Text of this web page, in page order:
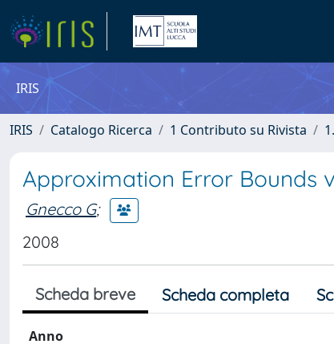
IRIS
IRIS Catalogo Ricerca 1 Contributo su Rivista
Approximation Error Bounds
Gnecco G;
2008
Scheda breve Scheda completa
Anno